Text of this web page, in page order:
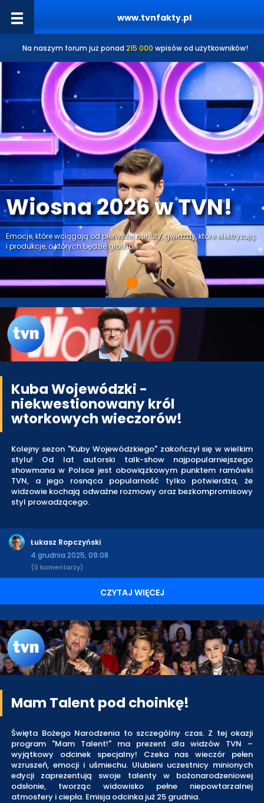
www.tvnfakty.pl
Na naszym forum już ponad 215 000 wpisów od użytkowników!
Wiosna 2026 w TVN!
Emocje, które wciągają od pierwszej minuty, gwiazdy, które elektryzują,
i produkcje, o których będzie głośno.
Kuba Wojewódzki -
niekwestionowany król
wtorkowych wieczorów!
Kolejny sezon "Kuby Wojewódzkiego" zakończył się w wielkim
stylu! Od lat autorski talk-show najpopularniejszego
showmana w Polsce jest obowiązkowym punktem ramówki
TVN, a jego rosnąca popularność tylko potwierdza, że
widzowie kochają odważne rozmowy oraz bezkompromisowy
styl prowadzącego.
Łukasz Ropczyński
4 grudnia 2025, 09:08
(0 komentarzy)
CZYTAJ WIĘCEJ
Mam Talent pod choinkę!
Święta Bożego Narodzenia to szczególny czas. Z tej okazji
program "Mam Talent!" ma prezent dla widzów TVN –
wyjątkowy odcinek specjalny! Czeka nas wieczór pełen
wzruszeń, emocji i uśmiechu. Ulubieni uczestnicy minionych
edycji zaprezentują swoje talenty w bożonarodzeniowej
odsłonie, tworząc widowisko pełne niepowtarzalnej
atmosfery i ciepła. Emisja odcinka już 25 grudnia.